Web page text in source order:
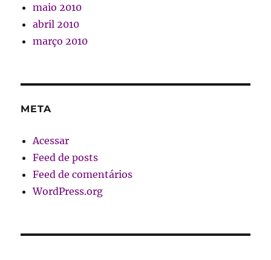
maio 2010
abril 2010
março 2010
META
Acessar
Feed de posts
Feed de comentários
WordPress.org